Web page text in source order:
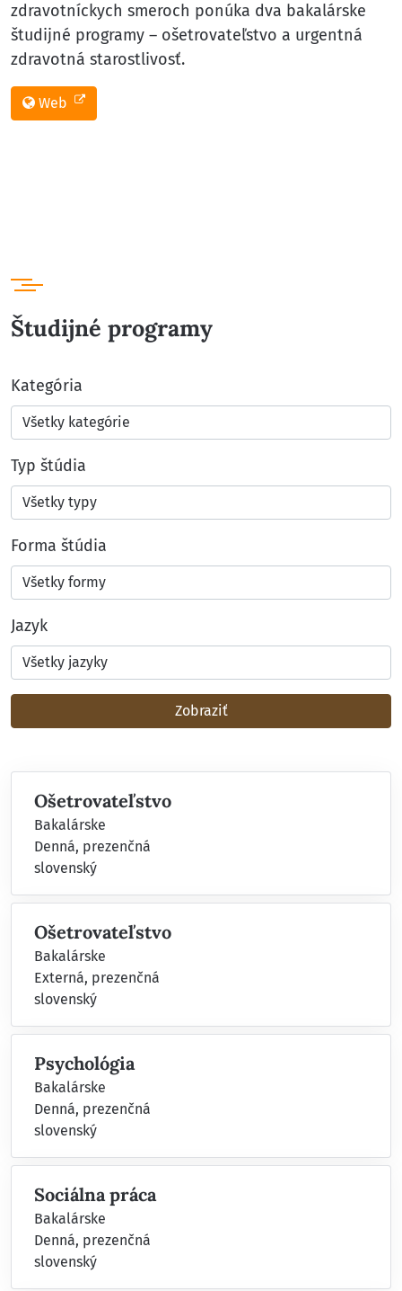
zdravotníckych smeroch ponúka dva bakalárske
študijné programy – ošetrovateľstvo a urgentná
zdravotná starostlivosť.
Web
Študijné programy
Kategória
Typ štúdia
Forma štúdia
Jazyk
Zobraziť
Ošetrovateľstvo
Bakalárske
Denná, prezenčná
slovenský
Ošetrovateľstvo
Bakalárske
Externá, prezenčná
slovenský
Psychológia
Bakalárske
Denná, prezenčná
slovenský
Sociálna práca
Bakalárske
Denná, prezenčná
slovenský